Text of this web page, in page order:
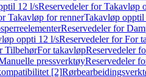
12 l/sReservedeler for Takavløp
Takavløp for rennerTakavløp opptil
Reservedeler for
oppti 12 l/sReservedeler for For
TilbehørFor takavløpReservedeler
pressverktøyReservedeler
[2]